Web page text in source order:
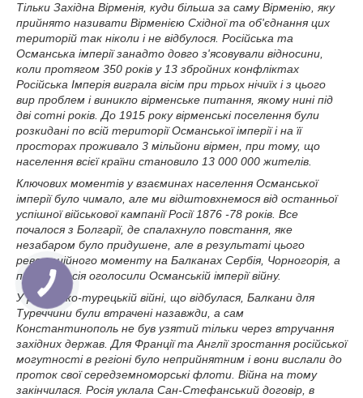
Тільки Західна Вірменія, куди більша за саму Вірменію, яку
прийнято називати Вірменією Східної та об'єднання цих
територій так ніколи і не відбулося. Російська та
Османська імперії занадто довго з'ясовували відносини,
коли протягом 350 років у 13 збройних конфліктах
Російська Імперія виграла вісім при трьох нічиїх і з цього
вир проблем і виникло вірменське питання, якому нині під
дві сотні років. До 1915 року вірменські поселення були
розкидані по всій території Османської імперії і на її
просторах проживало 3 мільйони вірмен, при тому, що
населення всієї країни становило 13 000 000 жителів.
Ключових моментів у взаєминах населення Османської
імперії було чимало, але ми відштовхнемося від останньої
успішної військової кампанії Росії 1876 -78 років. Все
почалося з Болгарії, де спалахнуло повстання, яке
незабаром було придушене, але в результаті цього
революційного моменту на Балканах Сербія, Чорногорія, а
потім і Росія оголосили Османській імперії війну.
У російсько-турецькій війні, що відбулася, Балкани для
Туреччини були втрачені назавжди, а сам
Константинополь не був узятий тільки через втручання
західних держав. Для Франції та Англії зростання російської
могутності в регіоні було неприйнятним і вони вислали до
проток свої середземноморські флоти. Війна на тому
закінчилася. Росія уклала Сан-Стефанський договір, в